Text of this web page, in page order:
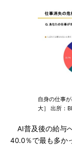
自身の仕事
大］ 出所：
AI普及後の給与
40.0％で最も多か